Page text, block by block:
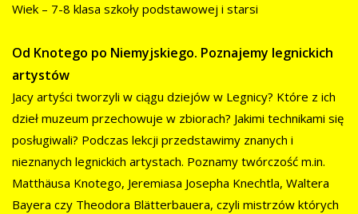
Wiek – 7-8 klasa szkoły podstawowej i starsi
Od Knotego po Niemyjskiego. Poznajemy legnickich
artystów
Jacy artyści tworzyli w ciągu dziejów w Legnicy? Które z ich
dzieł muzeum przechowuje w zbiorach? Jakimi technikami się
posługiwali? Podczas lekcji przedstawimy znanych i
nieznanych legnickich artystach. Poznamy twórczość m.in.
Matthäusa Knotego, Jeremiasa Josepha Knechtla, Waltera
Bayera czy Theodora Blätterbauera, czyli mistrzów których